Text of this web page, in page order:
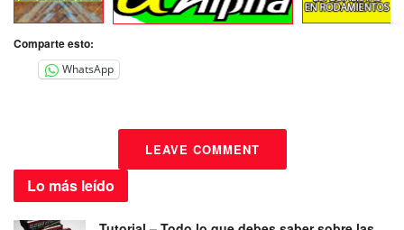
Comparte esto:
WhatsApp
LEAVE COMMENT
Lo más leído